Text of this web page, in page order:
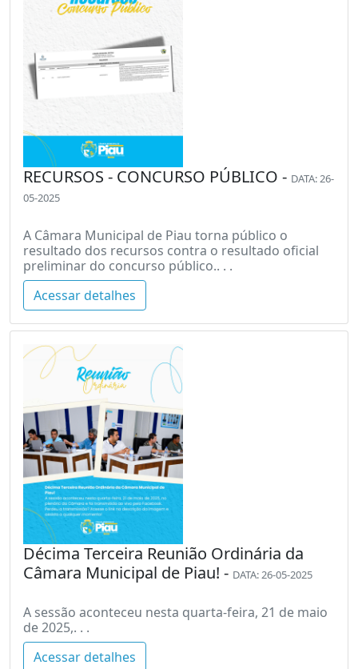
RECURSOS - CONCURSO PÚBLICO - DATA: 26-
05-2025
A Câmara Municipal de Piau torna público o
resultado dos recursos contra o resultado oficial
preliminar do concurso público.. . .
Acessar detalhes
Décima Terceira Reunião Ordinária da
Câmara Municipal de Piau! - DATA: 26-05-2025
A sessão aconteceu nesta quarta-feira, 21 de maio
de 2025,. . .
Acessar detalhes